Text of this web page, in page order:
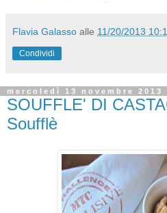
Flavia Galasso alle 11/20/2013
Condividi
mercoledì 13 novembre 2013
SOUFFLE' DI
Soufflè